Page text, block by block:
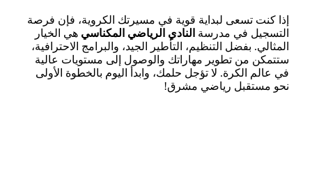
إذا كنت تسعى لبداية قوية في مسيرتك الكروية، فإن فرصة
التسجيل في مدرسةالنادي الرياضي المكناسي هي الخيار
المثالي. بفضل التنظيم، التأطير الجيد، والبرامج الاحترافية،
ستتمكن من تطوير مهاراتك والوصول إلى مستويات عالية
في عالم الكرة. لا تؤجل حلمك، وابدأ اليوم بالخطوة الأولى
نحو مستقبل رياضي مشرق!